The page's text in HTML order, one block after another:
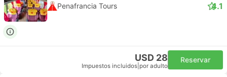
Penafrancia Tours 4.1
USD 28
Impuestos incluidos por adulto
Reservar